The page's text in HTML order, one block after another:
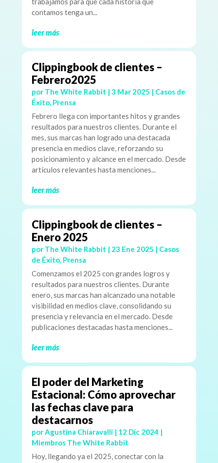
contamos tenga un...
leer más
Clippingbook de clientes –
Febrero2025
por The White Rabbit | 3 Mar 2025 | Casos de
Éxito, Prensa
Febrero llega con importantes hitos y grandes
resultados para nuestros clientes. Durante el
mes, sus marcas han logrado una destacada
presencia en medios clave, reforzando su
posicionamiento y alcance en el mercado. Desde
artículos relevantes hasta menciones...
leer más
Clippingbook de clientes –
Enero 2025
por The White Rabbit | 23 Ene 2025 | Casos
de Éxito, Prensa
Comenzamos el 2025 con grandes logros y
resultados para nuestros clientes. Durante
enero, sus marcas han alcanzado una notable
visibilidad en medios clave, consolidando su
presencia y relevancia en el mercado. Desde
publicaciones destacadas hasta menciones...
leer más
El poder del Marketing
Estacional: Cómo aprovechar
las fechas clave para
destacarnos
porAgustina Chiaravalli| 12 Dic 2024 |
Miembros The White Rabbit
Hoy, llegando ya el 2025, conectar con la